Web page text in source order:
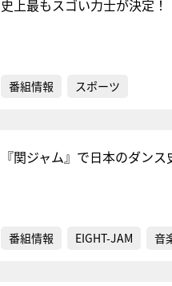
史上最もスゴい力士が決定
番組情報 スポーツ
『関ジャム』で日本のダン
番組情報 EIGHT-JAM 音